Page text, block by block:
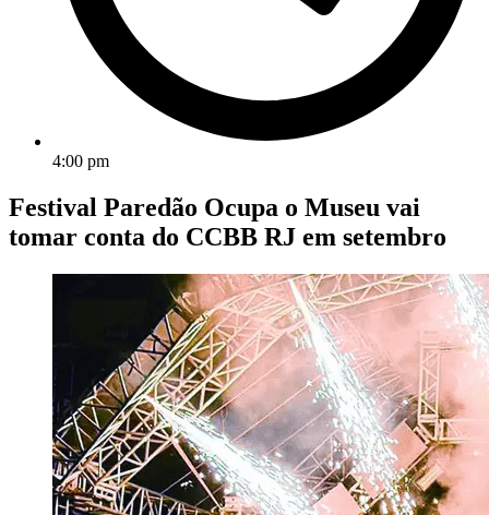
4:00 pm
Festival Paredão Ocupa o Museu vai
tomar conta do CCBB RJ em setembro